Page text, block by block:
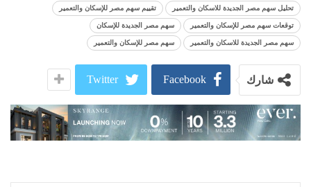
تحليل سهم مصر الجديدة للاسكان والتعمير تقييم سهم مصر للإسكان والتعمير
توقعات سهم مصر للإسكان والتعمير سهم مصر الجديدة للإسكان
سهم مصر الجديدة للاسكان والتعمير سهم مصر للإسكان والتعمير
شارك Facebook
Twitter